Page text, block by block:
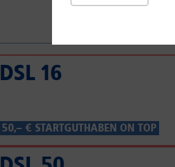
DSL 16
50,– € STARTGUTHABEN ON TOP